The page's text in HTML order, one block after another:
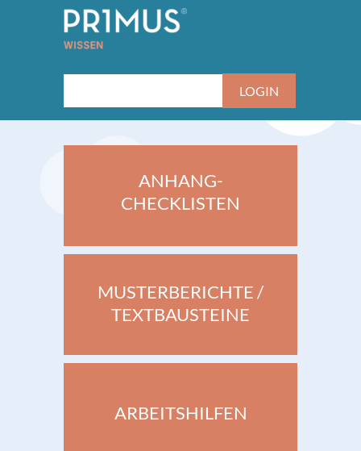
ANHANG-
CHECKLISTEN
MUSTERBERICHTE /
TEXTBAUSTEINE
ARBEITSHILFEN